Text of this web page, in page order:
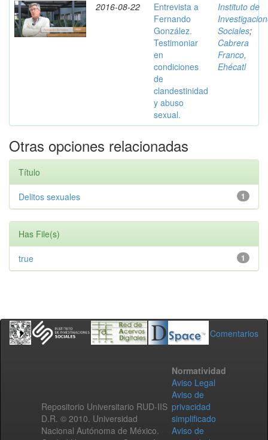
2016-08-22
Entrevista a
Fernando
González.
Testimoniar
en
condiciones
de
clandestinidad
y abuso
sexual.
Instituto de
Sociales;
Cabrera
Franco,
Ehécatl
Otras opciones relacionadas
Título
1
Delitos sexuales
Has File(s)
1
true
Comentarios
Repositorio Universitario RUD-IIS
D.R. © 2010. Universidad
Nacional Autónoma de México.
Normatividad
Aviso Legal
Aviso de
privacidad
simplificado
Aviso de